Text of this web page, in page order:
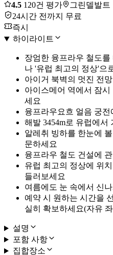
4.5 120건 평가
그린델발트
24시간 전까지 무료
즉시
하이라이트
장엄한 융프라우 철도를
나 '유럽 최고의 정상'으
아이거 북벽의 멋진 전
아이스메어 역에서 잠
세요
융프라우요흐 얼음 궁
해발 3454m로 유럽에서
알레취 빙하를 한눈에
문하세요
융프라우 철도 건설에
유럽 최고의 정상에 위
들러보세요
여름에도 눈 속에서 신
예약 시 원하는 시간을
실히 확보하세요(자유
설명
포함 사항
집합장소